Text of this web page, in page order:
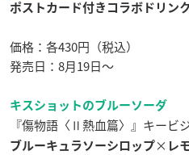
ポストカード付きコラボドリン
価格：各430円（税込）
発売日：8月19日〜
キスショットのブルーソーダ
『傷物語〈Ⅱ熱血篇〉』キービ
ブルーキュラソーシロップ× レ